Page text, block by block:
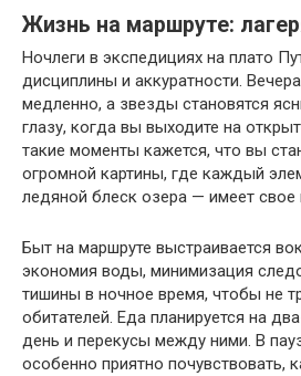
Жизнь на маршруте:
Ночлеги в экспедициях на плато
дисциплины и аккуратности.
медленно, а звезды становятся
глазу, когда вы выходите на
такие моменты кажется, что вы
огромной картины, где каждый
ледяной блеск озера — имеет свое
Быт на маршруте выстраивается
экономия воды, минимизация
тишины в ночное время, чтобы не
обитателей. Еда планируется на
день и перекусы между ними. В
особенно приятно почувствовать,